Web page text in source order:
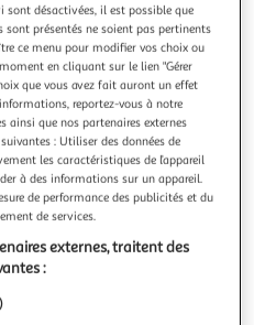
iphone 17 16 15
Couleur : Blanc Spécificités
sont désactivées, il est possible que
présentés ne soient pas pertinents
ce menu pour modifier vos choix ou
en cliquant sur le lien "Gérer
que vous avez fait auront un effet
reportez-vous à notre
ainsi que nos partenaires externes
: Utiliser des données de
les caractéristiques de l’appareil
à des informations sur un appareil.
de performance des publicités et du
de services.
externes, traitent des
: